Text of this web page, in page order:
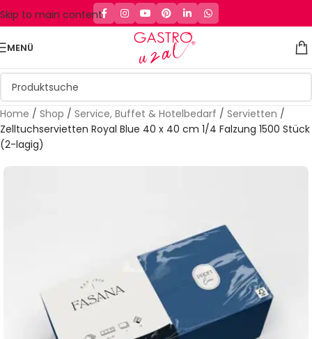
Skip to main content
MENÜ
Home / Shop / Service, Buffet & Hotelbedarf / Servietten /
Zelltuchservietten Royal Blue 40 x 40 cm 1/4 Falzung 1500 Stück
(2-lagig)